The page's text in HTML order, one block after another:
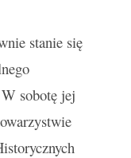
stanie się
sobotę jej